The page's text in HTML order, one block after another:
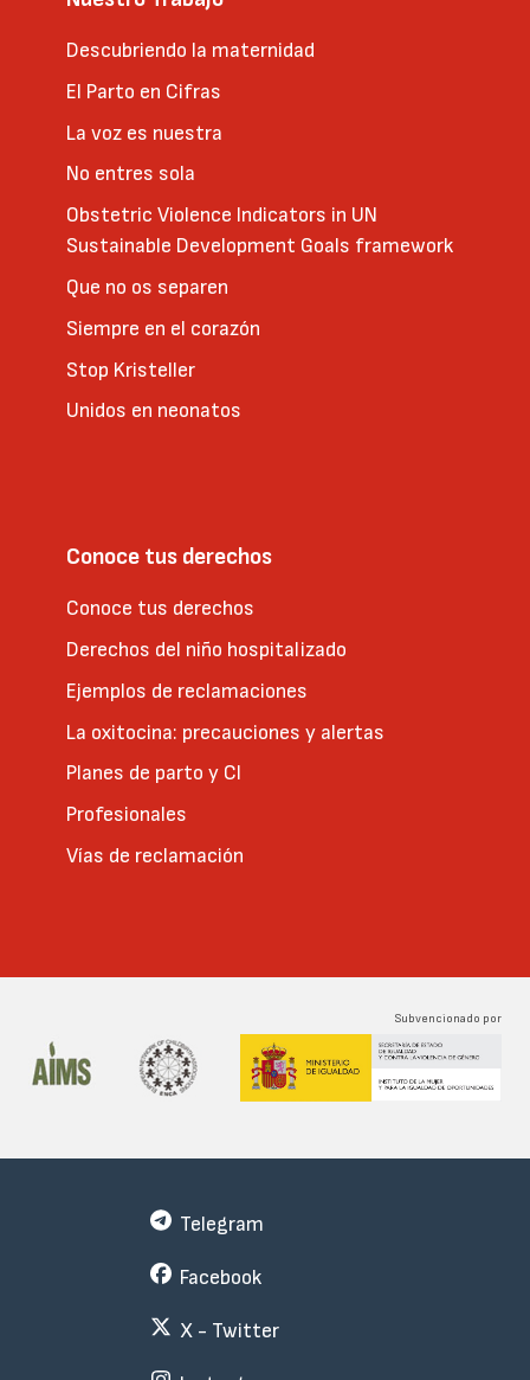
Descubriendo la maternidad
El Parto en Cifras
La voz es nuestra
No entres sola
Obstetric Violence Indicators in UN
Sustainable Development Goals framework
Que no os separen
Siempre en el corazón
Stop Kristeller
Unidos en neonatos
Conoce tus derechos
Conoce tus derechos
Derechos del niño hospitalizado
Ejemplos de reclamaciones
La oxitocina: precauciones y alertas
Planes de parto y CI
Profesionales
Vías de reclamación
Subvencionado por
Telegram
Facebook
X - Twitter